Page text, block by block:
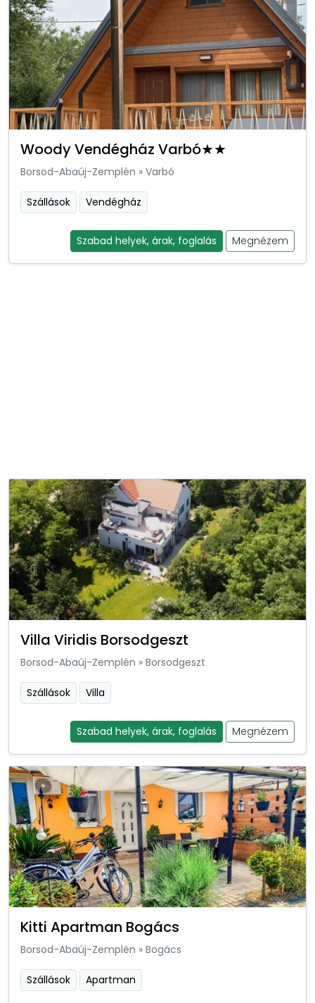
Woody Vendégház Varbó★★
Borsod-Abaúj-Zemplén » Varbó
Szállások Vendégház
Szabad helyek, árak, foglalás Megnézem
Villa Viridis Borsodgeszt
Borsod-Abaúj-Zemplén » Borsodgeszt
Szállások Villa
Szabad helyek, árak, foglalás Megnézem
Kitti Apartman Bogács
Borsod-Abaúj-Zemplén » Bogács
Szállások Apartman